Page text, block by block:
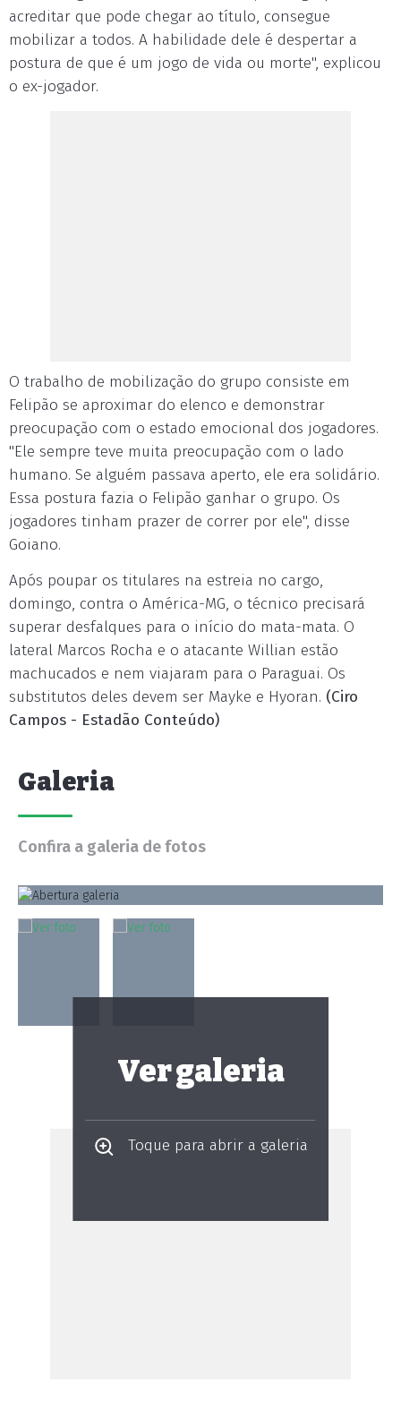
acreditar que pode chegar ao título, consegue
mobilizar a todos. A habilidade dele é despertar a
postura de que é um jogo de vida ou morte", explicou
o ex-jogador.
O trabalho de mobilização do grupo consiste em
Felipão se aproximar do elenco e demonstrar
preocupação com o estado emocional dos jogadores.
"Ele sempre teve muita preocupação com o lado
humano. Se alguém passava aperto, ele era solidário.
Essa postura fazia o Felipão ganhar o grupo. Os
jogadores tinham prazer de correr por ele", disse
Goiano.
Após poupar os titulares na estreia no cargo,
domingo, contra o América-MG, o técnico precisará
superar desfalques para o início do mata-mata. O
lateral Marcos Rocha e o atacante Willian estão
machucados e nem viajaram para o Paraguai. Os
substitutos deles devem ser Mayke e Hyoran. (Ciro
Campos - Estadão Conteúdo)
Galeria
Confira a galeria de fotos
Ver galeria
Toque para abrir a galeria